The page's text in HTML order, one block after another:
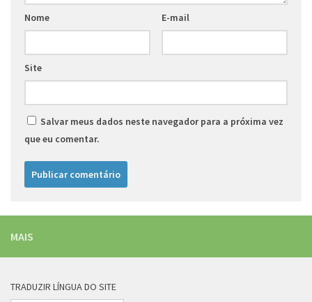
Nome E-mail
Site
Salvar meus dados neste navegador para a próxima vez
que eu comentar.
MAIS
TRADUZIR LÍNGUA DO SITE